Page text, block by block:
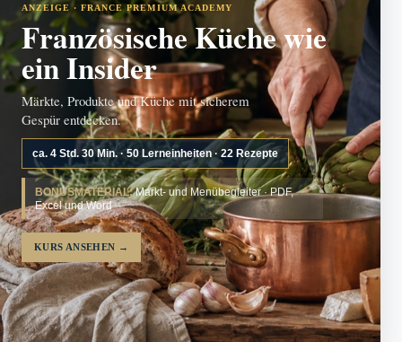
ANZEIGE · FRANCE PREMIUM ACADEMY
Französische Küche wie
ein Insider
Märkte, Produkte und Küche mit sicherem
Gespür entdecken.
ca. 4 Std. 30 Min. · 50 Lerneinheiten · 22 Rezepte
BONUSMATERIAL:Markt- und Menübegleiter · PDF,
Excel und Word
KURS ANSEHEN →